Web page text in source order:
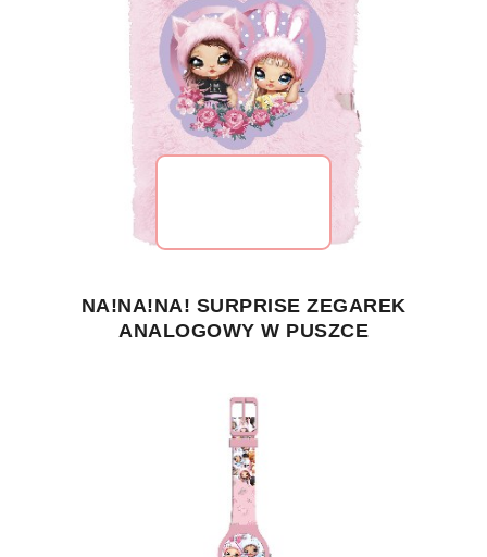
NA!NA!NA! SURPRISE ZEGAREK
ANALOGOWY W PUSZCE